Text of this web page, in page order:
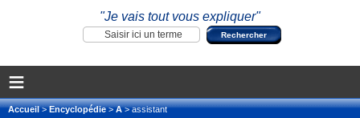
"Je vais tout vous expliquer"
≡
Accueil>Encyclopédie>A> assistant